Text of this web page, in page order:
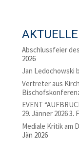
Abschlussfeier
2026
Jan Ledochowski
Vertreter aus
EVENT
29. Jänner 20263.
Mediale Kritik am
Jän 2026